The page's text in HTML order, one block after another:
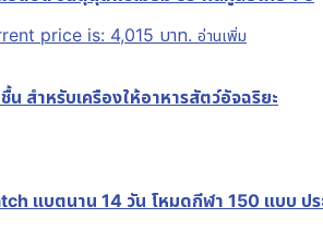
price is: 4,015 บาท. อ่านเพิ่ม
ำหรับเครืองให้อาหารสัตว์อัจฉริยะ
แบตนาน 14 วัน โหมดกีฬา 150 แบบ ปร